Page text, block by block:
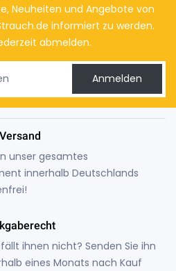
Neuheiten und Angebote von
informiert zu werden.
abmelden.
Anmelden
unser gesamtes
innerhalb Deutschlands
ihnen nicht? Senden Sie ihn
eines Monats nach Kauf